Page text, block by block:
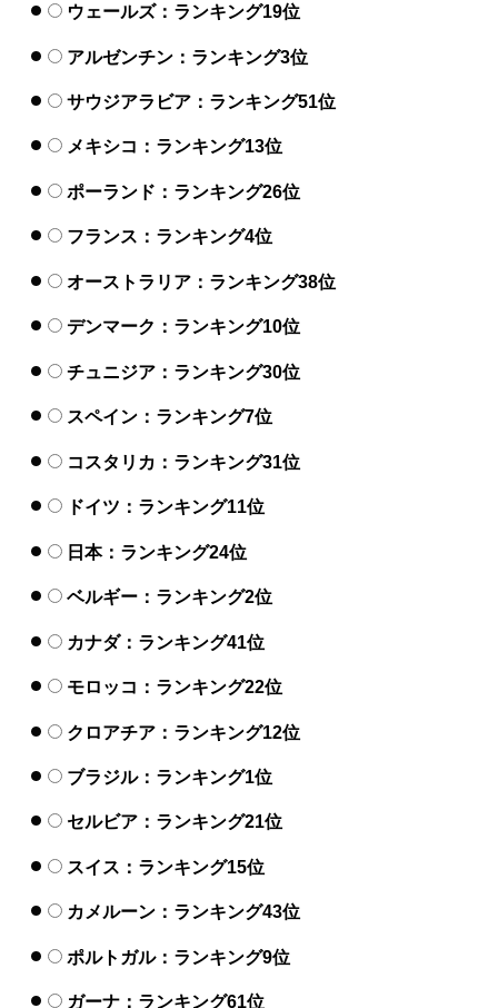
ウェールズ：ランキング19位
アルゼンチン：ランキング3位
サウジアラビア：ランキング51位
メキシコ：ランキング13位
ポーランド：ランキング26位
フランス：ランキング4位
オーストラリア：ランキング38位
デンマーク：ランキング10位
チュニジア：ランキング30位
スペイン：ランキング7位
コスタリカ：ランキング31位
ドイツ：ランキング11位
日本：ランキング24位
ベルギー：ランキング2位
カナダ：ランキング41位
モロッコ：ランキング22位
クロアチア：ランキング12位
ブラジル：ランキング1位
セルビア：ランキング21位
スイス：ランキング15位
カメルーン：ランキング43位
ポルトガル：ランキング9位
ガーナ：ランキング61位